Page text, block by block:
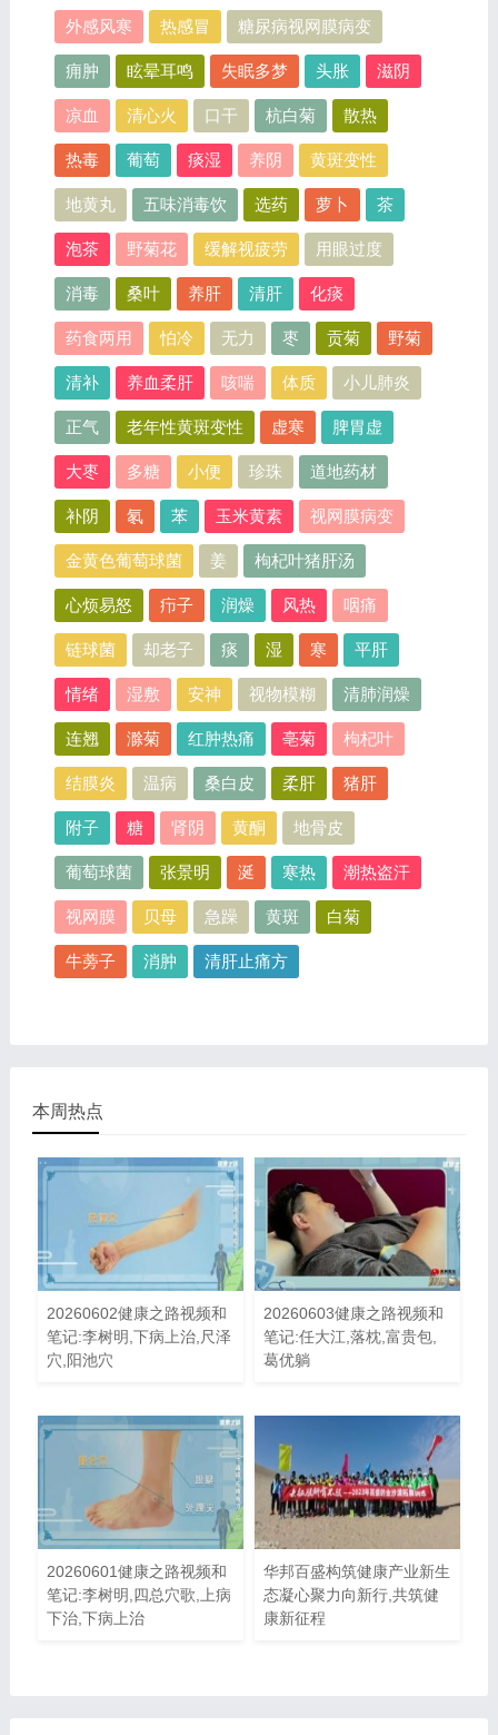
外感风寒 热感冒 糖尿病视网膜病变
痈肿 眩晕耳鸣 失眠多梦 头胀 滋阴
凉血 清心火 口干 杭白菊 散热
热毒 葡萄 痰湿 养阴 黄斑变性
地黄丸 五味消毒饮 选药 萝卜 茶
泡茶 野菊花 缓解视疲劳 用眼过度
消毒 桑叶 养肝 清肝 化痰
药食两用 怕冷 无力 枣 贡菊 野菊
清补 养血柔肝 咳喘 体质 小儿肺炎
正气 老年性黄斑变性 虚寒 脾胃虚
大枣 多糖 小便 珍珠 道地药材
补阴 氡 苯 玉米黄素 视网膜病变
金黄色葡萄球菌 姜 枸杞叶猪肝汤
心烦易怒 疖子 润燥 风热 咽痛
链球菌 却老子 痰 湿 寒 平肝
情绪 湿敷 安神 视物模糊 清肺润燥
连翘 滁菊 红肿热痛 亳菊 枸杞叶
结膜炎 温病 桑白皮 柔肝 猪肝
附子 糖 肾阴 黄酮 地骨皮
葡萄球菌 张景明 涎 寒热 潮热盗汗
视网膜 贝母 急躁 黄斑 白菊
牛蒡子 消肿 清肝止痛方
本周热点
20260602健康之路视频和
笔记:李树明,下病上治,尺泽
穴,阳池穴
20260603健康之路视频和
笔记:任大江,落枕,富贵包,
葛优躺
20260601健康之路视频和
笔记:李树明,四总穴歌,上病
下治,下病上治
华邦百盛构筑健康产业新生
态凝心聚力向新行,共筑健
康新征程